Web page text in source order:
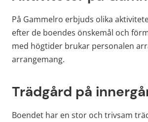
På Gammelro erbjuds olika
efter de boendes önskemål och
med högtider brukar personalen
arrangemang.
Trädgård på
Boendet har en stor och trivsam